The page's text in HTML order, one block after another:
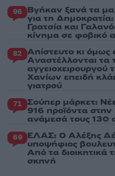
96 Βγήκαν ξανά τα
για τη
Γρατσία και
κίνημα σε φοβικό
82 Απίστευτο κι όμως
Aναστέλλονται τα
αγγειοχειρουργού
Χανίων επειδή
γιατρού
71 Σούπερ μάρκετ:
916 προϊόντα
ανάμεσά τους 130
69 ΕΛΑΣ: Ο Αλέξης
υποψήφιος
Από τα διοικητικά
σκηνή